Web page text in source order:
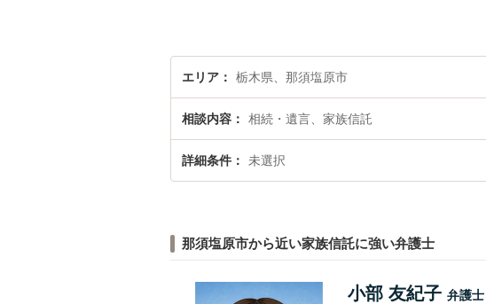
エリア 栃木県、那須塩原市
相談内容 相続・遺言、家族信託
詳細条件 未選択
那須塩原市から近い家族信託に強い弁護士
小部 友紀子 弁護士